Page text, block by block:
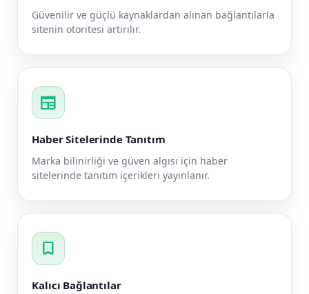
Güvenilir ve güçlü kaynaklardan alınan bağlantılarla
sitenin otoritesi artırılır.
newspaper
Haber Sitelerinde Tanıtım
Marka bilinirliği ve güven algısı için haber
sitelerinde tanıtım içerikleri yayınlanır.
bookmark
Kalıcı Bağlantılar